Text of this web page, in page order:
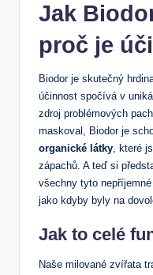
Jak
proč je
Biodor je skutečný
účinnost spočívá v
zdroj problémových
maskoval, Biodor je
organické látky, které
zápachů. A teď si
všechny tyto
jako kdyby byly na
Jak to celé
Naše milované zvířata